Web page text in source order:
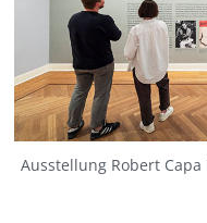
Ausstellung Robert